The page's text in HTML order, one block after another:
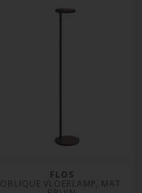
FLOS
OBLIQUE VLOERLAMP, MAT